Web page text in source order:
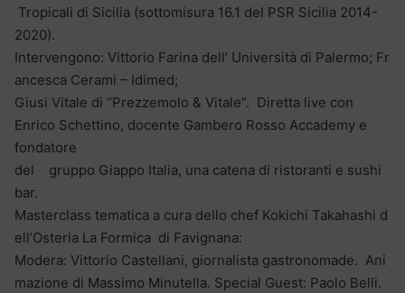
Tropicali di Sicilia (sottomisura 16.1 del PSR Sicilia 2014-
2020).
Intervengono: Vittorio Farina dell’ Università di Palermo; Fr
ancesca Cerami – Idimed;
Giusi Vitale di “Prezzemolo & Vitale”. Diretta live con
Enrico Schettino, docente Gambero Rosso Accademy e
fondatore
del gruppo Giappo Italia, una catena di ristoranti e sushi
bar.
Masterclass tematica a cura dello chef Kokichi Takahashi d
ell’Osteria La Formica di Favignana:
Modera: Vittorio Castellani, giornalista gastronomade. Ani
mazione di Massimo Minutella. Special Guest: Paolo Belli.